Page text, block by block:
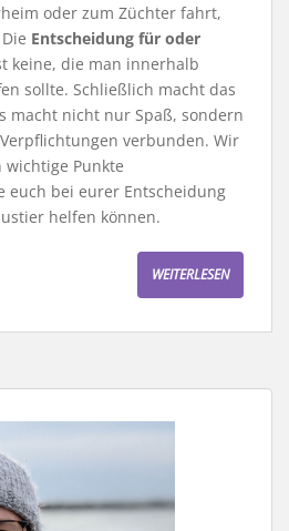
oder zum Züchter fahrt,
Entscheidung für oder
keine, die man innerhalb
sollte. Schließlich macht das
macht nicht nur Spaß, sondern
verbunden. Wir
Punkte
euch bei eurer Entscheidung
helfen können.
WEITERLESEN